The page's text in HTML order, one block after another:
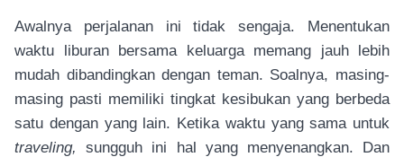
Awalnya perjalanan ini tidak sengaja. Menentukan
waktu liburan bersama keluarga memang jauh lebih
mudah dibandingkan dengan teman. Soalnya, masing-
masing pasti memiliki tingkat kesibukan yang berbeda
satu dengan yang lain. Ketika waktu yang sama untuk
traveling,sungguh ini hal yang menyenangkan. Dan